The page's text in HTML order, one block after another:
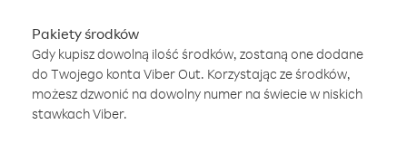
Pakiety środków
Gdy kupisz dowolną ilość środków, zostaną one dodane
do Twojego konta Viber Out. Korzystając ze środków,
możesz dzwonić na dowolny numer na świecie w niskich
stawkach Viber.